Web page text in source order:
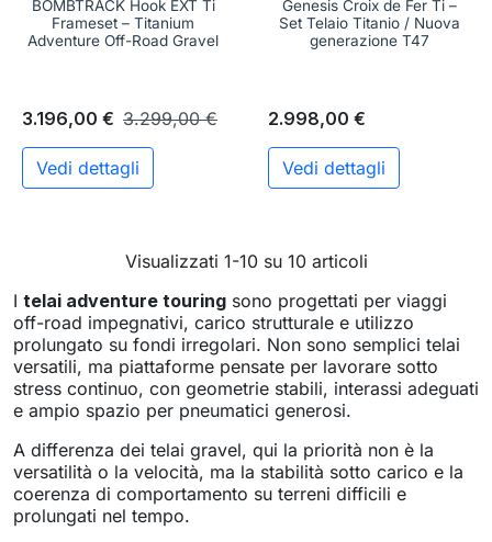
BOMBTRACK Hook EXT Ti
Frameset – Titanium
Adventure Off-Road Gravel
3.196,00 € 3.299,00 €
Vedi dettagli
Genesis Croix de Fer Ti –
Set Telaio Titanio / Nuova
generazione T47
2.998,00 €
Vedi dettagli
Visualizzati 1-10 su 10 articoli
I telai adventure touring sono progettati per viaggi
off-road impegnativi, carico strutturale e utilizzo
prolungato su fondi irregolari. Non sono semplici telai
versatili, ma piattaforme pensate per lavorare sotto
stress continuo, con geometrie stabili, interassi adeguati
e ampio spazio per pneumatici generosi.
A differenza dei telai gravel, qui la priorità non è la
versatilità o la velocità, ma la stabilità sotto carico e la
coerenza di comportamento su terreni difficili e
prolungati nel tempo.